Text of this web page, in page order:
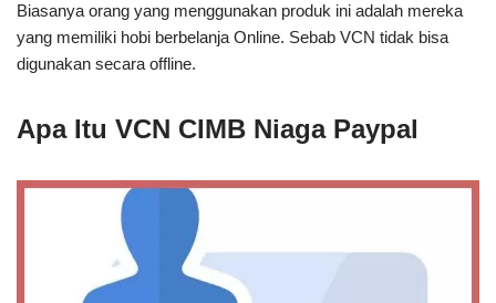
Biasanya orang yang menggunakan produk ini adalah mereka
yang memiliki hobi berbelanja Online. Sebab VCN tidak bisa
digunakan secara offline.
Apa Itu VCN CIMB Niaga Paypal